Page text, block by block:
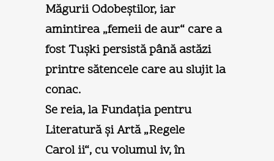
Măgurii Odobeştilor, iar
amintirea „femeii de aur“ care a
fost Tuşki persistă până astăzi
printre sătencele care au slujit la
conac.
Se reia, la Fundaţia pentru
Literatură şi Artă „Regele
Carol ii“, cu volumul iv, în